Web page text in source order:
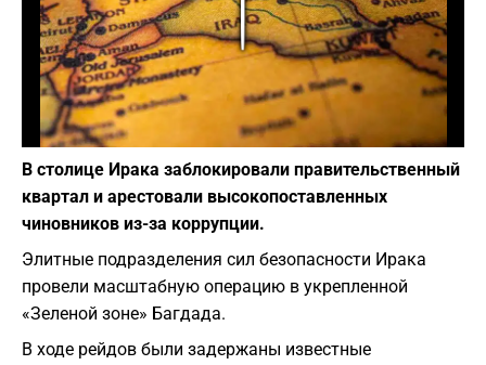
Play
Фото: depositphotos.com
В столице Ирака заблокировали правительственный
квартал и арестовали высокопоставленных
чиновников из-за коррупции.
Элитные подразделения сил безопасности Ирака
провели масштабную операцию в укрепленной
«Зеленой зоне» Багдада.
В ходе рейдов были задержаны известные